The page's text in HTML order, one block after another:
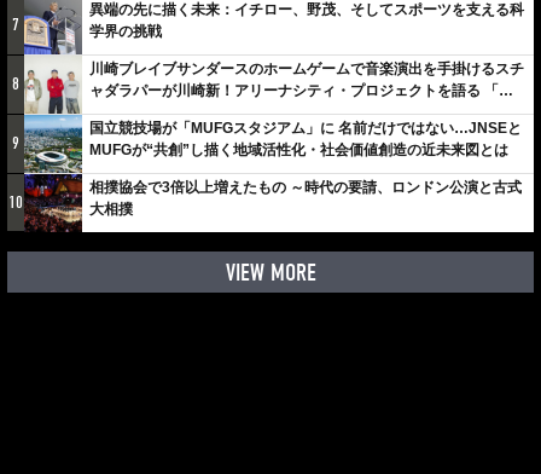
7
異端の先に描く未来：イチロー、野茂、そしてスポーツを支える科
学界の挑戦
8
川崎ブレイブサンダースのホームゲームで音楽演出を手掛けるスチ
ャダラパーが川崎新！アリーナシティ・プロジェクトを語る 「楽
しみでしかないでしょ。川崎は、ずっと成長曲線だから」
9
国立競技場が「MUFGスタジアム」に 名前だけではない…JNSEと
MUFGが“共創”し描く地域活性化・社会価値創造の近未来図とは
10
相撲協会で3倍以上増えたもの ～時代の要請、ロンドン公演と古式
大相撲
VIEW MORE